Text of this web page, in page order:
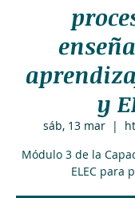
y
sáb, 13 mar
  |
Módulo 3 de la
ELEC para